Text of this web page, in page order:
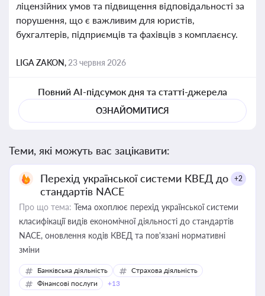
ліцензійних умов та підвищення відповідальності за
порушення, що є важливим для юристів,
бухгалтерів, підприємців та фахівців з комплаєнсу.
LIGA ZAKON, 23 червня 2026
Повний AI-підсумок дня та статті-джерела
ОЗНАЙОМИТИСЯ
Теми, які можуть вас зацікавити:
Перехід української системи КВЕД до
стандартів NACE
+2
Про що тема: Тема охоплює перехід української системи
класифікації видів економічної діяльності до стандартів
NACE, оновлення кодів КВЕД та пов'язані нормативні
зміни
Банківська діяльність
Страхова діяльність
Фінансові послуги
+13